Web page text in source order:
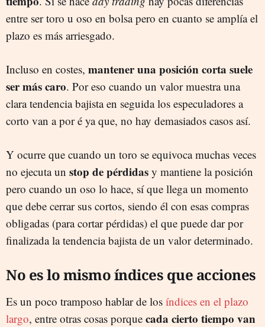
entre ser toro u oso en bolsa pero en cuanto se amplía el
plazo es más arriesgado.
Incluso en costes, mantener una posición corta suele
ser más caro. Por eso cuando un valor muestra una
clara tendencia bajista en seguida los especuladores a
corto van a por é ya que, no hay demasiados casos así.
Y ocurre que cuando un toro se equivoca muchas veces
no ejecuta un stop de pérdidas y mantiene la posición
pero cuando un oso lo hace, sí que llega un momento
que debe cerrar sus cortos, siendo él con esas compras
obligadas (para cortar pérdidas) el que puede dar por
finalizada la tendencia bajista de un valor determinado.
No es lo mismo índices que acciones
Es un poco tramposo hablar de los índices en el plazo
largo, entre otras cosas porque cada cierto tiempo van